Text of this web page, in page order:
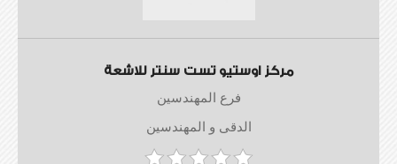
مركز اوستيو تست سنتر للاشعة
فرع المهندسين
الدقى و المهندسين